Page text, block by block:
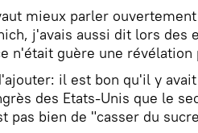
mieux parler
j'avais aussi dit lors des
n'était guère une
il est bon qu'il y
des Etats-Unis que le
pas bien de "casser du